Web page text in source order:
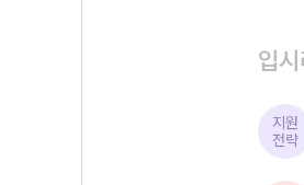
입
지원
전략